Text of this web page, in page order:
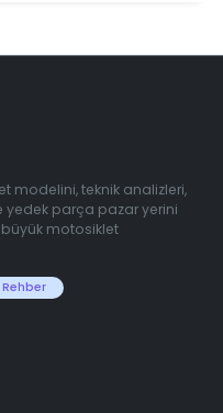
modelini, teknik analizleri,
yedek parça pazar yerini
büyük motosiklet